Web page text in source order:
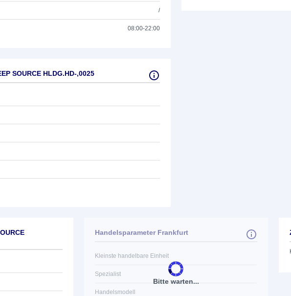
/
08:00-22:00
SOURCE HLDG.HD-,0025
Bitte warten...
Handelsparameter Frankfurt
Kleinste handelbare Einheit
Spezialist
Handelsmodell